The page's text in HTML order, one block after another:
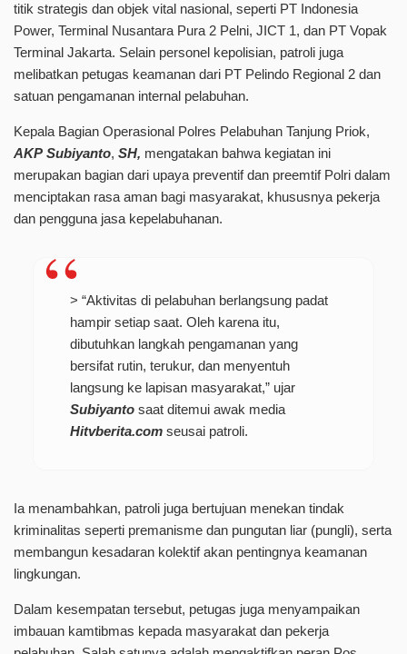
titik strategis dan objek vital nasional, seperti PT Indonesia
Power, Terminal Nusantara Pura 2 Pelni, JICT 1, dan PT Vopak
Terminal Jakarta. Selain personel kepolisian, patroli juga
melibatkan petugas keamanan dari PT Pelindo Regional 2 dan
satuan pengamanan internal pelabuhan.
Kepala Bagian Operasional Polres Pelabuhan Tanjung Priok,
AKP Subiyanto, SH, mengatakan bahwa kegiatan ini
merupakan bagian dari upaya preventif dan preemtif Polri dalam
menciptakan rasa aman bagi masyarakat, khususnya pekerja
dan pengguna jasa kepelabuhanan.
> “Aktivitas di pelabuhan berlangsung padat
hampir setiap saat. Oleh karena itu,
dibutuhkan langkah pengamanan yang
bersifat rutin, terukur, dan menyentuh
langsung ke lapisan masyarakat,” ujar
Subiyantosaat ditemui awak media
Hitvberita.comseusai patroli.
Ia menambahkan, patroli juga bertujuan menekan tindak
kriminalitas seperti premanisme dan pungutan liar (pungli), serta
membangun kesadaran kolektif akan pentingnya keamanan
lingkungan.
Dalam kesempatan tersebut, petugas juga menyampaikan
imbauan kamtibmas kepada masyarakat dan pekerja